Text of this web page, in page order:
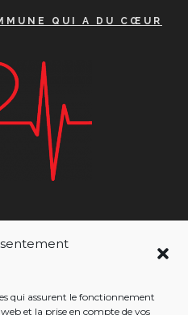
qui assurent le fonctionnement
et la prise en compte de vos
QUI A DU CŒUR